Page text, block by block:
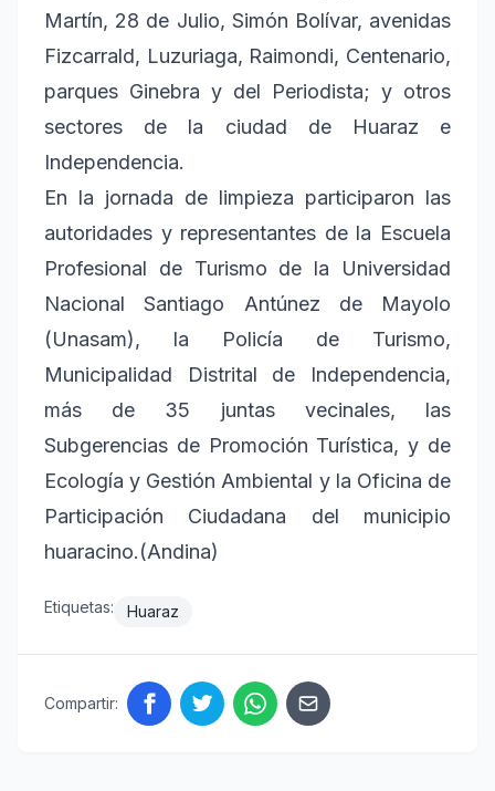
Martín, 28 de Julio, Simón Bolívar, avenidas
Fizcarrald, Luzuriaga, Raimondi, Centenario,
parques Ginebra y del Periodista; y otros
sectores de la ciudad de Huaraz e
Independencia.
En la jornada de limpieza participaron las
autoridades y representantes de la Escuela
Profesional de Turismo de la Universidad
Nacional Santiago Antúnez de Mayolo
(Unasam), la Policía de Turismo,
Municipalidad Distrital de Independencia,
más de 35 juntas vecinales, las
Subgerencias de Promoción Turística, y de
Ecología y Gestión Ambiental y la Oficina de
Participación Ciudadana del municipio
huaracino.(Andina)
Etiquetas: Huaraz
Compartir: